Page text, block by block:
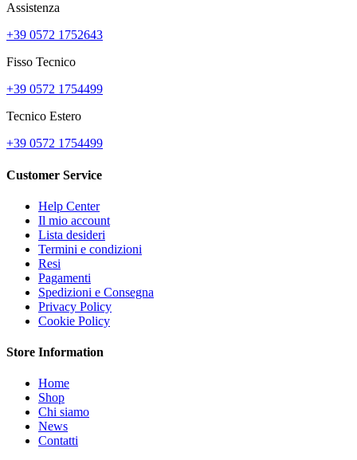
Assistenza
+39 0572 1752643
Fisso Tecnico
+39 0572 1754499
Tecnico Estero
+39 0572 1754499
Customer Service
Help Center
Il mio account
Lista desideri
Termini e condizioni
Resi
Pagamenti
Spedizioni e Consegna
Privacy Policy
Cookie Policy
Store Information
Home
Shop
Chi siamo
News
Contatti